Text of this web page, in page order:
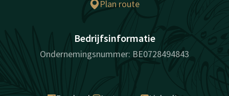
Plan route
Bedrijfsinformatie
Ondernemingsnummer: BE0728494843